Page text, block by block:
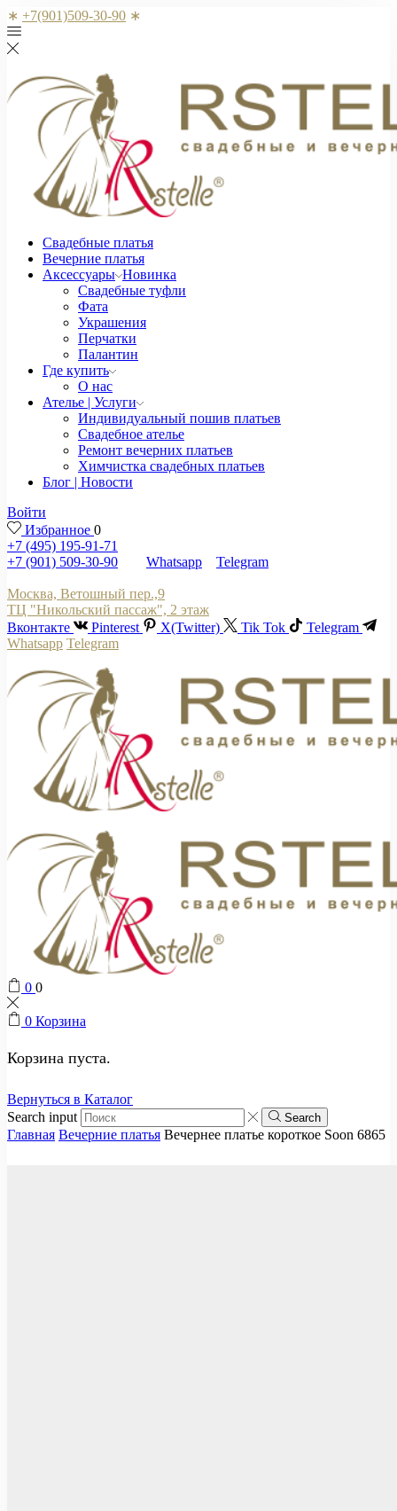
∗ +7(901)509-30-90 ∗
Свадебные платья
Вечерние платья
Аксессуары Новинка
Свадебные туфли
Фата
Украшения
Перчатки
Палантин
Где купить
О нас
Ателье | Услуги
Индивидуальный пошив платьев
Свадебное ателье
Ремонт вечерних платьев
Химчистка свадебных платьев
Блог | Новости
Войти
Избранное 0
+7 (495) 195-91-71
+7 (901) 509-30-90
Whatsapp Telegram
Москва, Ветошный пер.,9
ТЦ "Никольский пассаж", 2 этаж
Вконтакте
Pinterest X(Twitter) Tik Tok
Telegram
Whatsapp Telegram
0 0
0 Корзина
Корзина пуста.
Вернуться в Каталог
Search input
Search
Главная Вечерние платья Вечернее платье короткое Soon 6865